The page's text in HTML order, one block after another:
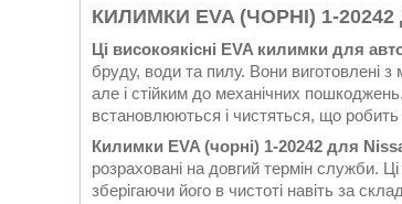
КИЛИМКИ EVA (ЧОРНІ) 1-20242
Ці високоякісні EVA килимки для
бруду, води та пилу. Вони виготовлені з
але і стійким до механічних пошкоджень.
встановлюються і чистяться, що
Килимки EVA (чорні) 1-20242 для
розраховані на довгий термін служби.
зберігаючи його в чистоті навіть за